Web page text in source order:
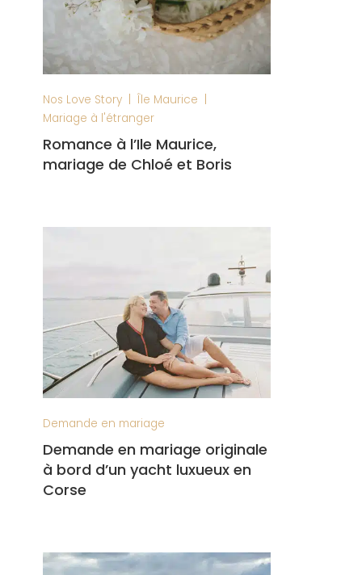
Nos Love Story | Île Maurice |
Mariage à l'étranger
Romance à l’Ile Maurice,
mariage de Chloé et Boris
Demande en mariage
Demande en mariage originale
à bord d’un yacht luxueux en
Corse